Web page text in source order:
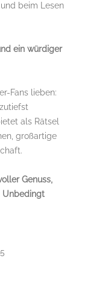
beim Lesen
ein würdiger
Fans lieben:
als Rätsel
großartige
Genuss,
Unbedingt